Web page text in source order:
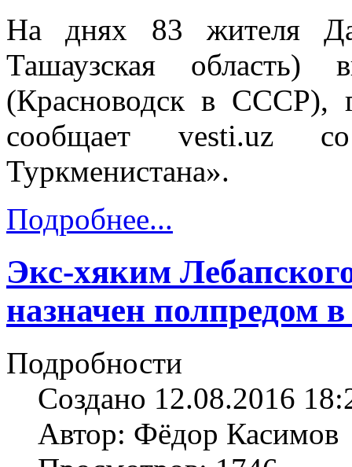
На днях 83 жителя
Ташаузская область)
(Красноводск в СССР),
сообщает vesti.uz
Туркменистана».
Подробнее...
Экс-хяким
назначен полпредом
Подробности
Создано 12.08.2016
Автор: Фёдор Касимов